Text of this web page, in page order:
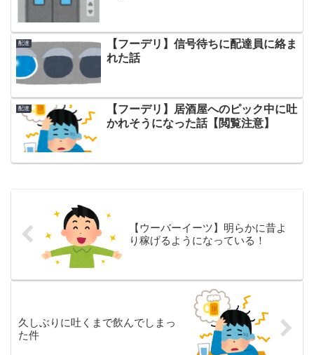
配達
【フーデリ】信号待ちに配達員に絡ま
れた話
配達
【フーデリ】居酒屋へのピック中に吐
かれそうになった話【閲覧注意】
【ウーバーイーツ】明らかに昔よ
り稼げるようになっている！
久しぶりに吐くまで飲んでしまっ
た件